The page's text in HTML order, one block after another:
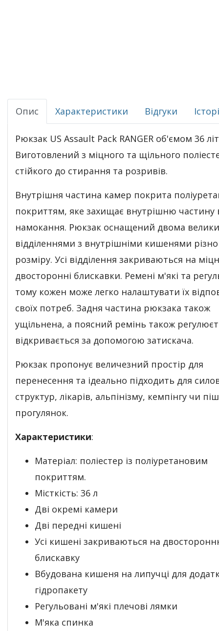
Опис Характеристики Відгуки
Рюкзак US Assault Pack RANGER об'ємом 36
Виготовлений з міцного та щільного
стійкого до стирання та розривів.
Внутрішня частина камер покрита
покриттям, яке захищає внутрішню частину
намокання. Рюкзак оснащений двома
відділеннями з внутрішніми кишенями
розміру. Усі відділення закриваються на
двосторонні блискавки. Ремені м'які та
тому кожен може легко налаштувати їх
своїх потреб. Задня частина рюкзака також
ущільнена, а поясний ремінь також
відкривається за допомогою затискача.
Рюкзак пропонує величезний простір для
перенесення та ідеально підходить для
структур, лікарів, альпінізму, кемпінгу чи
прогулянок.
Характеристики:
Матеріал: поліестер із поліуретановим
покриттям.
Місткість: 36 л
Дві окремі камери
Дві передні кишені
Усі кишені закриваються на
блискавку
Вбудована кишеня на липучці для
гідропакету
Регульовані м'які плечові лямки
М'яка спинка